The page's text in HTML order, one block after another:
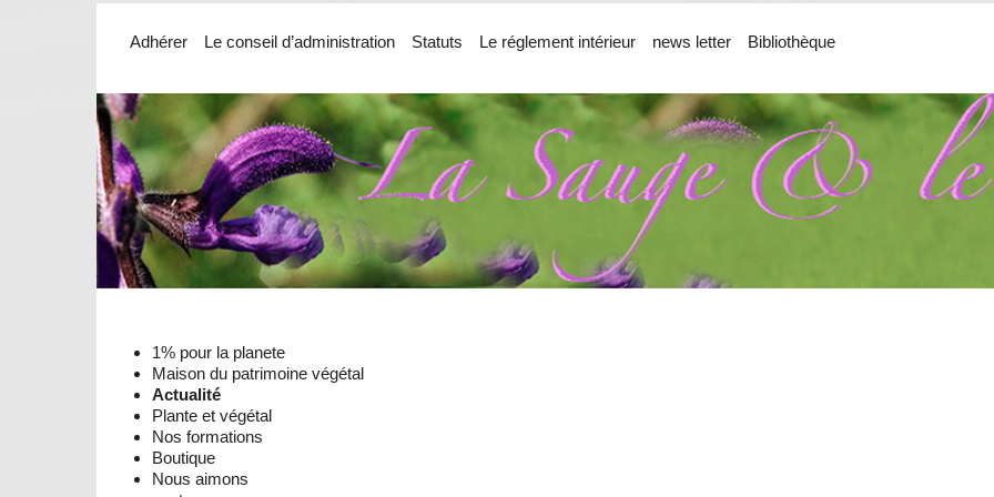
Adhérer Le conseil d’administration Statuts Le réglement intérieur news letter Bibliothèque
1% pour la planete
Maison du patrimoine végétal
Actualité
Plante et végétal
Nos formations
Boutique
Nous aimons